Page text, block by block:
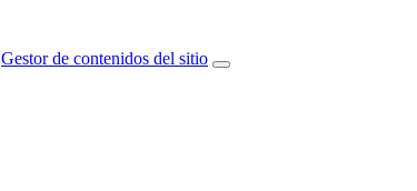
Gestor de contenidos del sitio